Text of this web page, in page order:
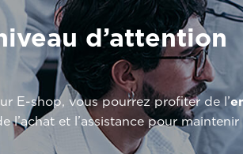
d’attention
E-shop, vous pourrez profiter de l’
l’achat et l’assistance pour